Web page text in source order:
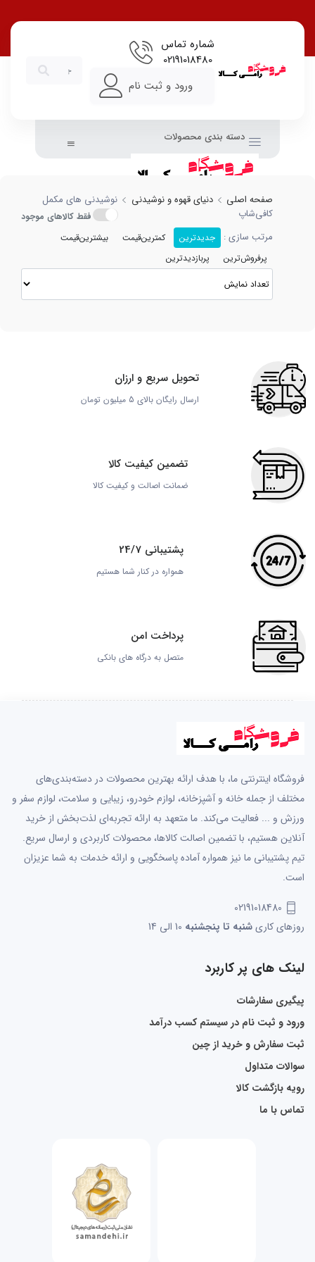
شماره تماس
02191018480
ورود و ثبت نام
دسته بندی محصولات
صفحه اصلی دنیای قهوه و نوشیدنی
نوشیدنی های مکمل
کافی‌شاپ
فقط کالاهای موجود
مرتب سازی : جدیدترین کمترین‌قیمت
بیشترین‌قیمت
پرفروش‌ترین
پربازدیدترین
تحویل سریع و ارزان
ارسال رایگان بالای 5 میلیون تومان
تضمین کیفیت کالا
ضمانت اصالت و کیفیت کالا
پشتیبانی 24/7
همواره در کنار شما هستیم
پرداخت امن
متصل به درگاه های بانکی
فروشگاه اینترنتی ما، با هدف ارائه بهترین محصولات در دسته‌بندی‌های
مختلف از جمله خانه و آشپزخانه، لوازم خودرو، زیبایی و سلامت، لوازم سفر و
ورزش و ... فعالیت می‌کند. ما متعهد به ارائه تجربه‌ای لذت‌بخش از خرید
آنلاین هستیم، با تضمین اصالت کالاها، محصولات کاربردی و ارسال سریع.
تیم پشتیبانی ما نیز همواره آماده پاسخگویی و ارائه خدمات به شما عزیزان
است.
02191018480
روزهای کاریشنبه تا پنجشنبه
لینک های پر کاربرد
پیگیری سفارشات
ورود و ثبت نام در سیستم کسب درآمد
ثبت سفارش و خرید از چین
سوالات متداول
رویه بازگشت کالا
تماس با ما